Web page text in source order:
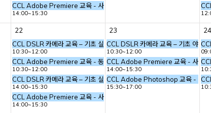
CCL Adobe Premiere 교육 - 사진 스틸 작업
14:00~15:30
22
CCL DSLR 카메라 교육 – 기초 실내 촬영 (사진의 기본 요소, 카메라의 기
10:30~12:00
CCL Adobe Premiere 교육 - 동영상 편집
10:30~12:00
CCL DSLR 카메라 교육 – 기초 실내 촬영 (사진의 기본 요소, 카메라의 기
14:00~15:30
CCL Adobe Premiere 교육 - 사진 스틸 작업
14:00~15:30
23
CCL DSLR 카메라 교육 – 기초 야외
10:30~12:00
CCL Adobe Premiere 교육 - 사진
14:00~15:30
CCL Adobe Photoshop 교육 - 기본
15:30~17:00
24